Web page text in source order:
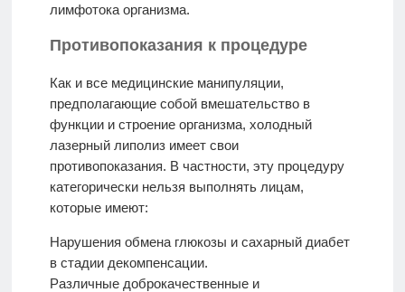
лимфотока организма.
Противопоказания к процедуре
Как и все медицинские манипуляции,
предполагающие собой вмешательство в
функции и строение организма, холодный
лазерный липолиз имеет свои
противопоказания. В частности, эту процедуру
категорически нельзя выполнять лицам,
которые имеют:
Нарушения обмена глюкозы и сахарный диабет
в стадии декомпенсации.
Различные доброкачественные и